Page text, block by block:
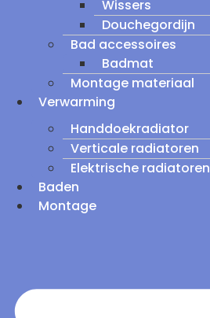
Wissers
Douchegordijn
Bad accessoires
Badmat
Montage materiaal
Verwarming
Handdoekradiator
Verticale radiatoren
Elektrische radiatoren
Baden
Montage